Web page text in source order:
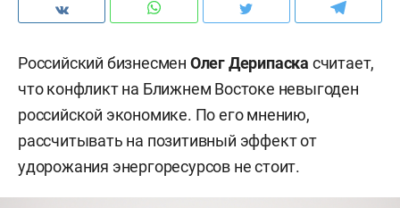
Российский бизнесмен Олег Дерипаска считает,
что конфликт на Ближнем Востоке невыгоден
российской экономике. По его мнению,
рассчитывать на позитивный эффект от
удорожания энергоресурсов не стоит.